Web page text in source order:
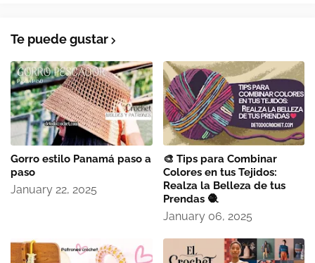
Te puede gustar
Gorro estilo Panamá paso a
paso
January 22, 2025
🎨 Tips para Combinar
Colores en tus Tejidos:
Realza la Belleza de tus
Prendas 🧶
January 06, 2025